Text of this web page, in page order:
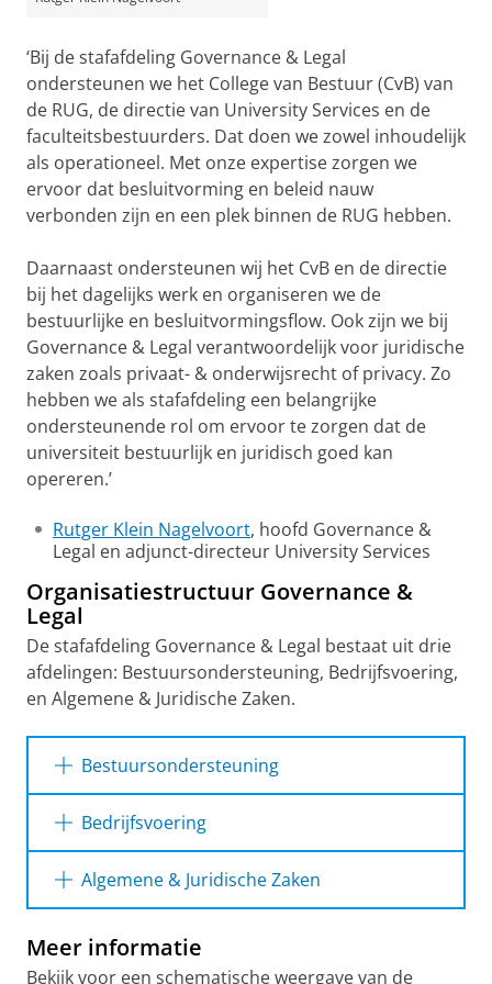
‘Bij de stafafdeling Governance & Legal
ondersteunen we het College van Bestuur (CvB) van
de RUG, de directie van University Services en de
faculteitsbestuurders. Dat doen we zowel inhoudelijk
als operationeel. Met onze expertise zorgen we
ervoor dat besluitvorming en beleid nauw
verbonden zijn en een plek binnen de RUG hebben.
Daarnaast ondersteunen wij het CvB en de directie
bij het dagelijks werk en organiseren we de
bestuurlijke en besluitvormingsflow. Ook zijn we bij
Governance & Legal verantwoordelijk voor juridische
zaken zoals privaat- & onderwijsrecht of privacy. Zo
hebben we als stafafdeling een belangrijke
ondersteunende rol om ervoor te zorgen dat de
universiteit bestuurlijk en juridisch goed kan
opereren.’
Rutger Klein Nagelvoort, hoofd Governance &
Legal en adjunct-directeur University Services
Organisatiestructuur Governance &
Legal
De stafafdeling Governance & Legal bestaat uit drie
afdelingen: Bestuursondersteuning, Bedrijfsvoering,
en Algemene & Juridische Zaken.
Bestuursondersteuning
De afdeling Bestuursondersteuning
organiseert de bestuurlijke en
College van Bestuur (CvB) en het College van
Decanen. Daarnaast zorgt de afdeling voor de
ondersteuning van de medezeggenschap van
de universiteit, waaronder de
Bedrijfsvoering
De afdeling Bedrijfsvoering zorgt ervoor dat
projecten en financiën bij University Services
vallen onder Bedrijfsvoering:
Algemene & Juridische Zaken
houdt zich bezig met de behandeling van
algemene en juridische vraagstukken en heeft
Meer informatie
Bekijk voor een schematische weergave van de